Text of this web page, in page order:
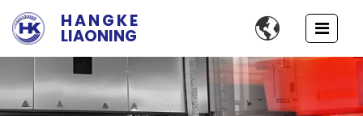
HANGKE
LIAONING 